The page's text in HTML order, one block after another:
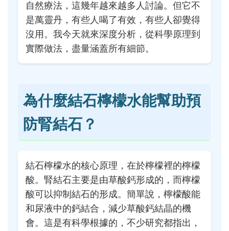
自然療法，這幾年越來越多人討論。但它不
是萬靈丹，有些人喝了有效，有些人卻覺得
沒用。我今天就來深度分析，從科學原理到
實際做法，盡量涵蓋所有細節。
為什麼結石檸檬水能幫助預
防腎結石？
結石檸檬水的核心原理，在於檸檬裡的檸檬
酸。腎結石主要是由草酸鈣形成的，而檸檬
酸可以抑制結石的形成。簡單說，檸檬酸能
和尿液中的鈣結合，減少草酸鈣結晶的機
會。這是有科學根據的，不少研究都指出，